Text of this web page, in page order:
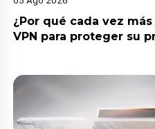
¿Por qué cada vez
VPN para proteger su